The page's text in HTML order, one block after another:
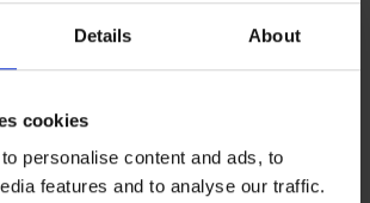
Details About
cookies
personalise content and ads, to
features and to analyse our traffic.
4,4
14 590 Ft